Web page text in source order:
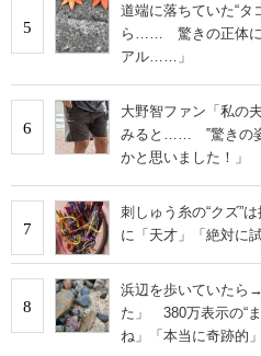
5
道端に落ちていた“
ら…… 驚きの正体に
アル……」
6
大野智ファン「私の
みると…… ‟驚きの姿
かと思いました！」
7
刺しゅう糸の“クズ”
に「天才」「絶対に
8
浜辺を歩いていたら
た」 380万表示の“
ね」「本当に奇跡的」